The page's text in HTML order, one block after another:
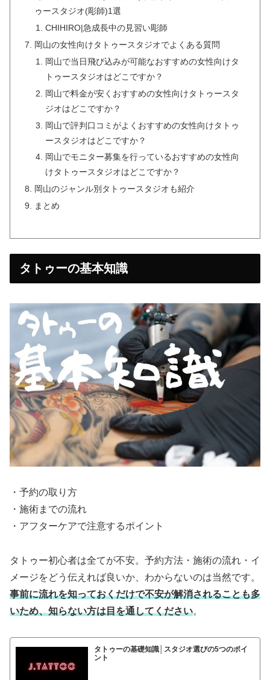
ゥースタジオ(彫師)1選
CHIHIRO|急成長中の見習い彫師
岡山の女性向けタトゥースタジオでよくある質問
岡山で当日飛び込みが可能なおすすめの女性向けタ
トゥースタジオはどこですか？
岡山で料金が安くおすすめの女性向けタトゥースタ
ジオはどこですか？
岡山で評判口コミがよくおすすめの女性向けタトゥ
ースタジオはどこですか？
岡山でモニター募集を行っているおすすめの女性向
けタトゥースタジオはどこですか？
岡山のジャンル別タトゥースタジオも紹介
まとめ
タトゥーの基本知識
・予約の取り方
・施術までの流れ
・アフターケアで注意するポイント
タトゥー初心者は全てが不安。予約方法・施術の流れ・イ
メージをどう伝えれば良いか、わからないのは当然です。
事前に流れを知っておくだけで不安が解消されることも多
いため、知らない方は目を通してください。
タトゥーの基礎知識│スタジオ選びの5つのポイ
ント